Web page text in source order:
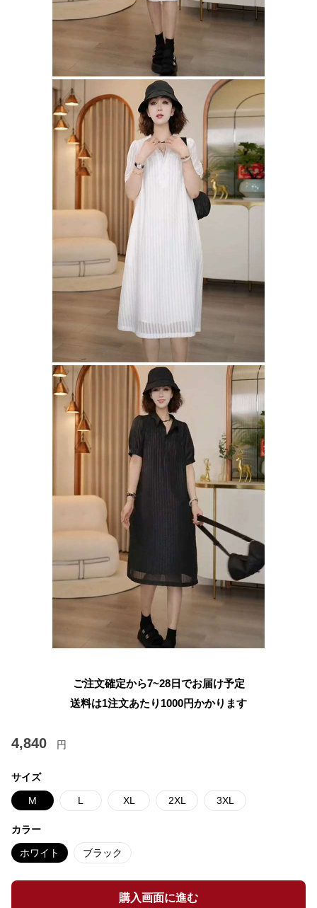
ご注文確定から7~28日でお届け予定
送料は1注文あたり 1000円かかります
4,840 円
サイズ
M L XL 2XL 3XL
カラー
ホワイト ブラック
購入画面に進む